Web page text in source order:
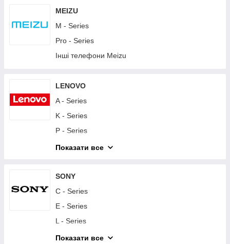
Y - Series
Інші телефони Huawei
Планшети Huawei
MEIZU
M - Series
Pro - Series
Інші телефони Meizu
LENOVO
A - Series
K - Series
P - Series
S - Series
Другие телефоны Lenovo
Планшети Lenovo
Показати все
SONY
C - Series
E - Series
L - Series
M - Series
Показати все